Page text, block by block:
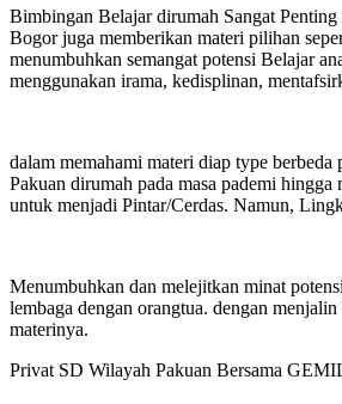
Bimbingan Belajar dirumah Sangat
Bogor juga memberikan materi pilihan
menumbuhkan semangat potensi Belajar
menggunakan irama, kedisplinan,
dalam memahami materi diap type
Pakuan dirumah pada masa pademi
untuk menjadi Pintar/Cerdas. Namun,
Menumbuhkan dan melejitkan minat
lembaga dengan orangtua. dengan
materinya.
Privat SD Wilayah Pakuan Bersama